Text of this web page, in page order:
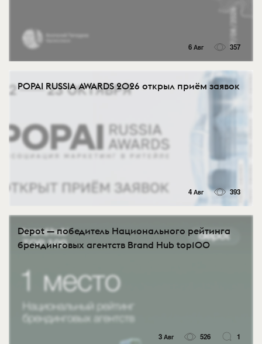
6 Авг 357
POPAI RUSSIA AWARDS 2026 открыл приём заявок
4 Авг 393
Depot — победитель Национального рейтинга
брендинговых агентств Brand Hub top100
3 Авг 526 1